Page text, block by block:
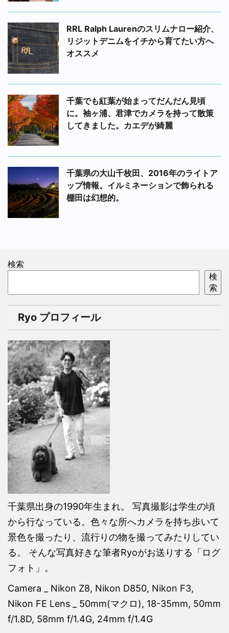
RRL Ralph Laurenのスリムナロー紹介、
リジットデニムをイチから育てたい方へ
オススメ
千葉でも紅葉が始まってだんだん見頃
に。袖ヶ浦、君津でカメラを持って散策
してきました。カエデが綺麗
千葉県の大山千枚田、2016年のライトア
ップ情報。イルミネーションで飾られる
棚田は幻想的。
検索
検
索
Ryo プロフィール
千葉県出身の1990年生まれ。 写真撮影は学生の頃
から行なっている。色々な所へカメラを持ち歩いて
景色を撮ったり、流行りの物を撮ってみたりしてい
る。 そんな写真好きな筆者Ryoがお送りする「ログ
フォト」。
Camera _ Nikon Z8, Nikon D850, Nikon F3,
Nikon FE Lens _ 50mm(マクロ), 18-35mm, 50mm
f/1.8D, 58mm f/1.4G, 24mm f/1.4G